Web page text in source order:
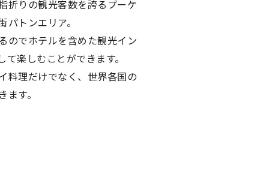
折りの観光客数を誇るプーケ
トンエリア。
のでホテルを含めた観光イン
楽しむことができます。
料理だけでなく、世界各国の
す。